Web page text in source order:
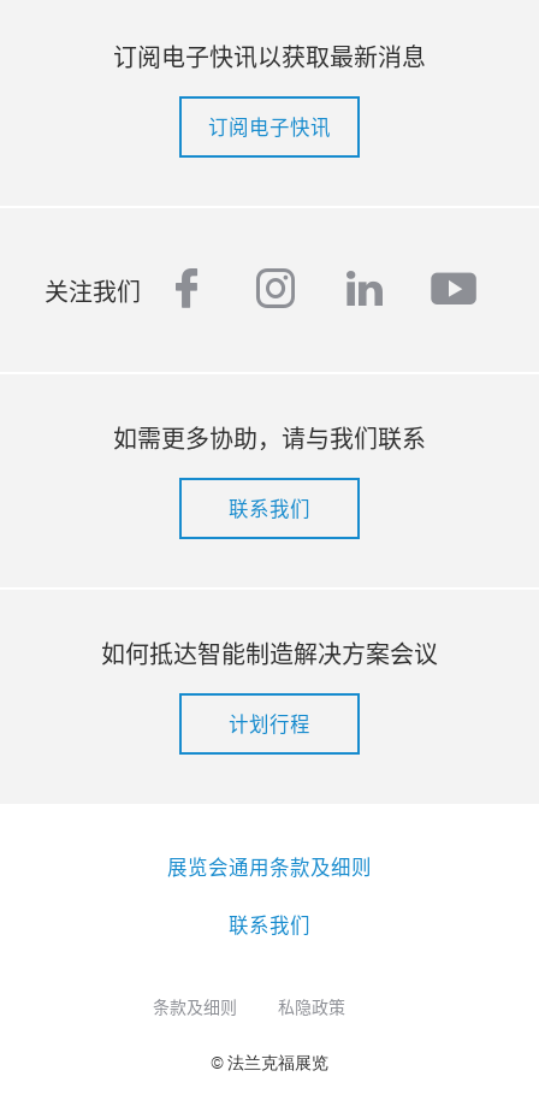
订阅电子快讯以获取最新消息
订阅电子快讯
关注我们 facebook
instagram
linkedin
如需更多协助，请与我们联系
联系我们
如何抵达智能制造解决方案会议
计划行程
展览会通用条款及细则
联系我们
条款及细则 私隐政策
© 法兰克福展览